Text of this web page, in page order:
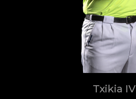
Txikia IV